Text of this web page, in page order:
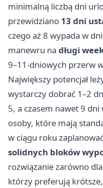
minimalną liczbą dni
przewidziano 13 dni
czego aż 8 wypada w
manewru na długi
9–11-dniowych przerw
Największy potencjał
wystarczy dobrać 1–2
5, a czasem nawet 9
osoby, które mają
w ciągu roku
solidnych bloków
rozwiązanie zarówno
którzy preferują